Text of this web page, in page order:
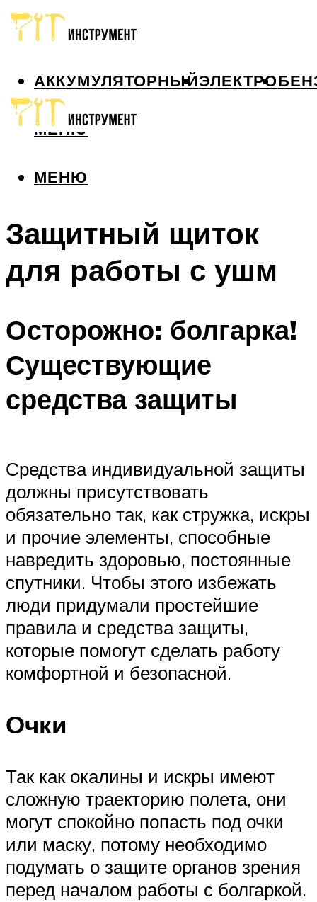
АККУМУЛЯТОРНЫЙЭЛЕКТРО
МЕНЮ
МЕНЮ
Защитный щиток
для работы с ушм
Осторожно: болгарка!
Существующие
средства защиты
Средства индивидуальной защиты
должны присутствовать
обязательно так, как стружка, искры
и прочие элементы, способные
навредить здоровью, постоянные
спутники. Чтобы этого избежать
люди придумали простейшие
правила и средства защиты,
которые помогут сделать работу
комфортной и безопасной.
Очки
Так как окалины и искры имеют
сложную траекторию полета, они
могут спокойно попасть под очки
или маску, потому необходимо
подумать о защите органов зрения
перед началом работы с болгаркой.